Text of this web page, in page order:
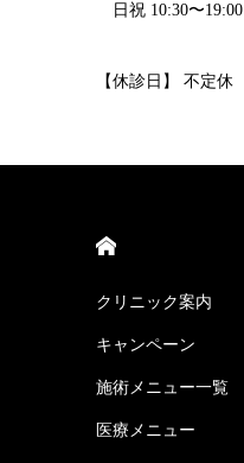
日祝 10:30〜19:00
【休診日】 不定休
クリニック案内
キャンペーン
施術メニュー一覧
医療メニュー